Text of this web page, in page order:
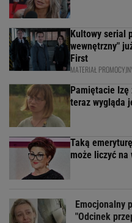
Kultowy serial
wewnętrzny"
First
MATERIAŁ
Pamiętacie Izę
teraz wygląda
Taką
może liczyć na
Emocjonalny
"Odcinek